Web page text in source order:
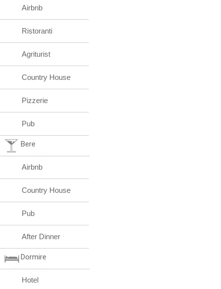
Airbnb
Ristoranti
Agriturist
Country House
Pizzerie
Pub
Bere
Airbnb
Country House
Pub
After Dinner
Dormire
Hotel